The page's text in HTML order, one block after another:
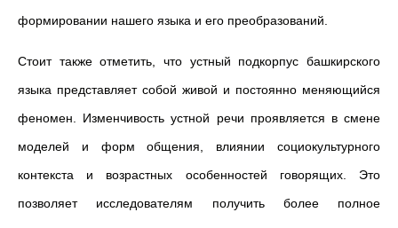
формировании нашего языка и его преобразований.
Стоит также отметить, что устный подкорпус башкирского
языка представляет собой живой и постоянно меняющийся
феномен. Изменчивость устной речи проявляется в смене
моделей и форм общения, влиянии социокультурного
контекста и возрастных особенностей говорящих. Это
позволяет исследователям получить более полное